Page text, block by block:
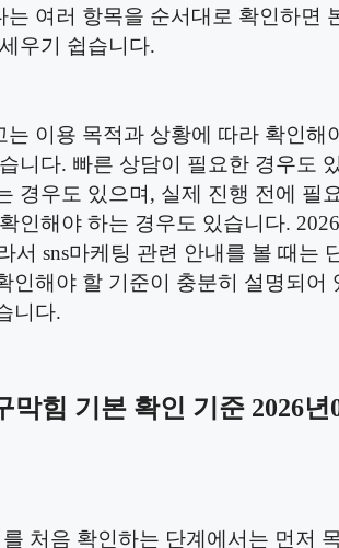
는 여러 항목을 순서대로 확인하면
우기 쉽습니다.
는 이용 목적과 상황에 따라 확인해
니다. 빠른 상담이 필요한 경우도
경우도 있으며, 실제 진행 전에 필
인해야 하는 경우도 있습니다.
서 sns마케팅 관련 안내를 볼 때는
인해야 할 기준이 충분히 설명되어
니다.
막힘 기본 확인 기준 2026년
처음 확인하는 단계에서는 먼저